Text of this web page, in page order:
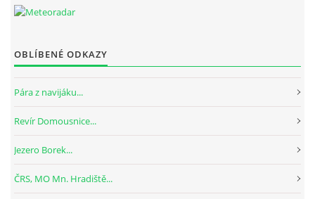
OBLÍBENÉ ODKAZY
Pára z navijáku...
Revír Domousnice...
Jezero Borek...
ČRS, MO Mn. Hradiště...